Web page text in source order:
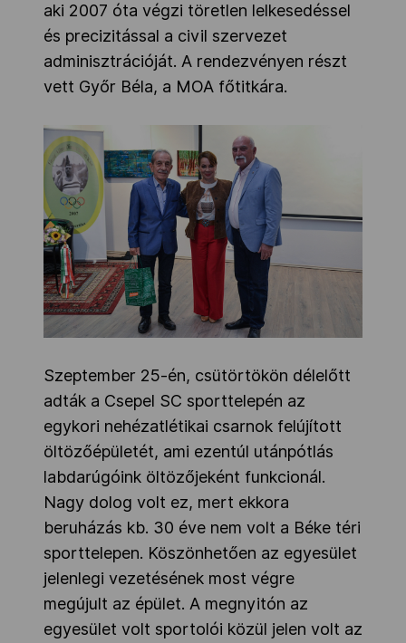
aki 2007 óta végzi töretlen lelkesedéssel
és precizitással a civil szervezet
adminisztrációját. A rendezvényen részt
vett Győr Béla, a MOA főtitkára.
Szeptember 25-én, csütörtökön délelőtt
adták a Csepel SC sporttelepén az
egykori nehézatlétikai csarnok felújított
öltözőépületét, ami ezentúl utánpótlás
labdarúgóink öltözőjeként funkcionál.
Nagy dolog volt ez, mert ekkora
beruházás kb. 30 éve nem volt a Béke téri
sporttelepen. Köszönhetően az egyesület
jelenlegi vezetésének most végre
megújult az épület. A megnyitón az
egyesület volt sportolói közül jelen volt az